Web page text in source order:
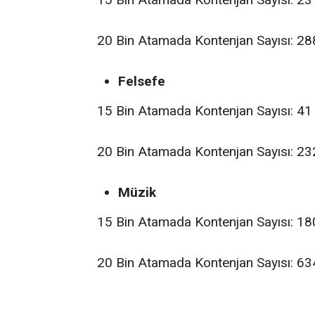
20 Bin Atamada Kontenjan Sayısı:
Felsefe
15 Bin Atamada Kontenjan Sayısı: 41
20 Bin Atamada Kontenjan Sayısı:
Müzik
15 Bin Atamada Kontenjan Sayısı:
20 Bin Atamada Kontenjan Sayısı: